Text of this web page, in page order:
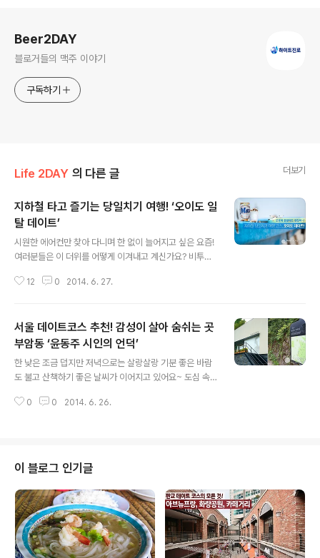
Beer2DAY
블로거들의 맥주 이야기
구독하기
Life 2DAY 의 다른 글 더보기
지하철 타고 즐기는 당일치기 여행! ‘오이도 일
탈 데이트’
시원한 에어컨만 찾아 다니며 한 없이 늘어지고 싶은 요즘!
여러분들은 이 더위를 어떻게 이겨내고 계신가요? 비투지
위를 걸을 때는 갈매기 끼룩대는 해변을 걷는 상상을 해보
하지만 지하철을 타고도 당일치기로 바다를 다녀올 수 있
다는 사실! 더 이상 카페에서 진치는 지겨운 데이트는 접고
데이트에도 일탈을 감행해 보는 것은 어떨까요? ‘오이도’라
면 가능해요! 바다를 소재로 한 다양한 볼거리, 오이도해양
서울역에서는 약 1시간 10여분이면 도착합니다! 때문에 서
12 0 2014. 6. 27.
서울 데이트코스 추천! 감성이 살아 숨쉬는 곳
부암동 ‘윤동주 시인의 언덕’
한 낮은 조금 덥지만 저녁으로는 살랑살랑 기분 좋은 바람
도 불고 산책하기 좋은 날씨가 이어지고 있어요~ 도심 속
인의 언덕’을 추천하고 싶네요경복궁 역 하차 후 1020 또
윤동주 문학관을 지나 조금만 걸어가다 보면 인왕산 자락
길의 시작점인 언덕길이 나옵니다.인왕산 자락길을 쭉 따
라 올라가다 보면 가족과 함께 찾기 좋은 충운공원, 수성동
계곡도 만날 수 있지만 오늘은 가볍게 걷기 좋은 데이트코
스 ‘윤동주 시인의 언덕’만 둘러보기로 해요. 1941년 무렵.
윤동주 시인이 인왕산 아래에..
0 0 2014. 6. 26.
이 블로그 인기글